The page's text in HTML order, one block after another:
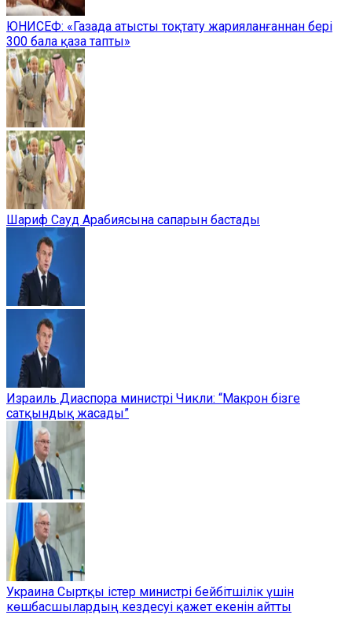
ЮНИСЕФ: «Газада атысты тоқтату жарияланғаннан бері
300 бала қаза тапты»
Шариф Сауд Арабиясына сапарын бастады
Израиль Диаспора министрі Чикли: “Макрон бізге
сатқындық жасады”
Украина Сыртқы істер министрі бейбітшілік үшін
көшбасшылардың кездесуі қажет екенін айтты